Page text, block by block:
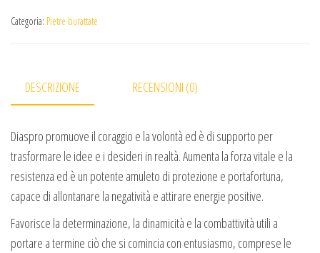
Categoria: Pietre burattate
DESCRIZIONE RECENSIONI (0)
Diaspro promuove il coraggio e la volontà ed è di supporto per
trasformare le idee e i desideri in realtà. Aumenta la forza vitale e la
resistenza ed è un potente amuleto di protezione e portafortuna,
capace di allontanare la negatività e attirare energie positive.
Favorisce la determinazione, la dinamicità e la combattività utili a
portare a termine ciò che si comincia con entusiasmo, comprese le